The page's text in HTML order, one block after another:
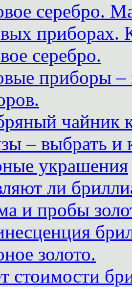
серебро.
приборах.
серебро.
приборы –
чайник
– выбрать и
украшения
ли
и пробы
золото.
стоимости